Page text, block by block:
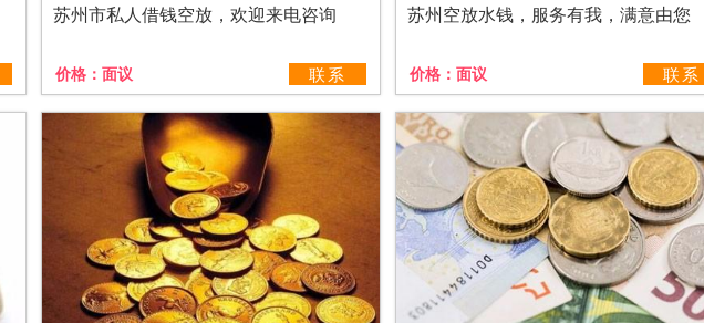
苏州市私人借钱空放，欢迎来电咨询
价格： 面议 联系
苏州空放水钱，服务有我，满意由您
价格： 面议 联系